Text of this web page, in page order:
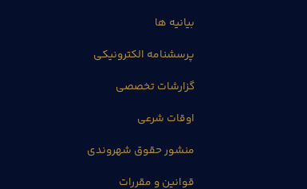
بیانیه ها
پرسشنامه الکترونیکی
گزارشات تخصصی
اوقات شرعی
منشور حقوق شهروندی
قوانین و مقررات